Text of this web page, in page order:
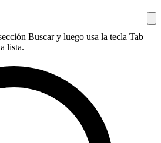
Buscar y luego usa la tecla Tab
lista.